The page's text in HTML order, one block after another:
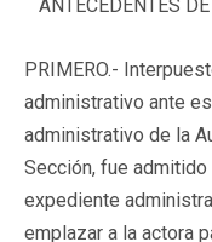
ANTECEDENTES
PRIMERO.-
administrativo ante
administrativo de la
Sección, fue
expediente
emplazar a la actora